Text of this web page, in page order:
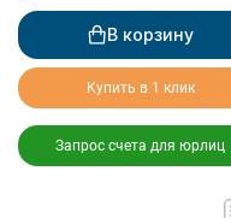
В корзину
Купить в 1 клик
Запрос счета для юрлиц